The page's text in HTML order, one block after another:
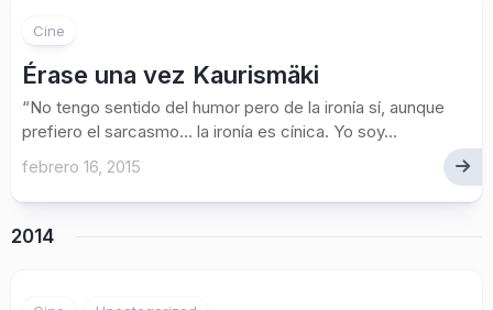
Cine
Érase una vez Kaurismäki
“No tengo sentido del humor pero de la ironía sí, aunque
prefiero el sarcasmo… la ironía es cínica. Yo soy...
febrero 16, 2015
2014